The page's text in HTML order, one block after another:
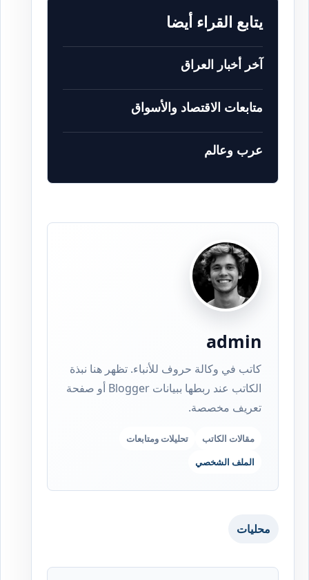
يتابع القراء أيضا
آخر أخبار العراق
متابعات الاقتصاد والأسواق
عرب وعالم
admin
كاتب في وكالة حروف للأنباء. تظهر هنا نبذة
الكاتب عند ربطها ببيانات Blogger أو صفحة
تعريف مخصصة.
مقالات الكاتب
تحليلات ومتابعات
الملف الشخصي
محليات